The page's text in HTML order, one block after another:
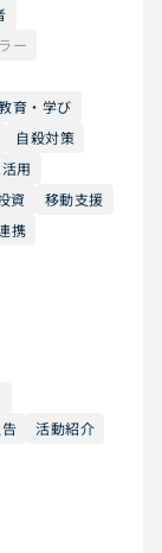
ー
育・学び
自殺対策
用
資
移動支援
携
活動紹介